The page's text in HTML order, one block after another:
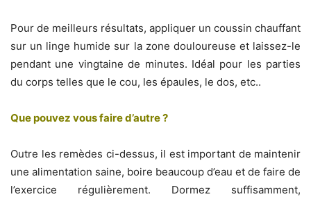
Pour de meilleurs résultats, appliquer un coussin chauffant
sur un linge humide sur la zone douloureuse et laissez-le
pendant une vingtaine de minutes. Idéal pour les parties
du corps telles que le cou, les épaules, le dos, etc..
Que pouvez vous faire d’autre ?
Outre les remèdes ci-dessus, il est important de maintenir
une alimentation saine, boire beaucoup d’eau et de faire de
l’exercice régulièrement. Dormez suffisamment,